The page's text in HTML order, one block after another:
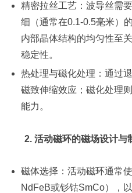
精密拉丝工艺：波导丝需
细（通常在0.1-0.5毫米）
内部晶体结构的均匀性至
稳定性。
热处理与磁化处理：通过
磁致伸缩效应；磁化处理
能力。
2. 活动磁环的磁场设计与
磁体选择：活动磁环通常
NdFeB或钐钴SmCo），